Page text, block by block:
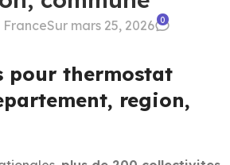
FranceSur mars 25, 2026 0
pour thermostat
region,